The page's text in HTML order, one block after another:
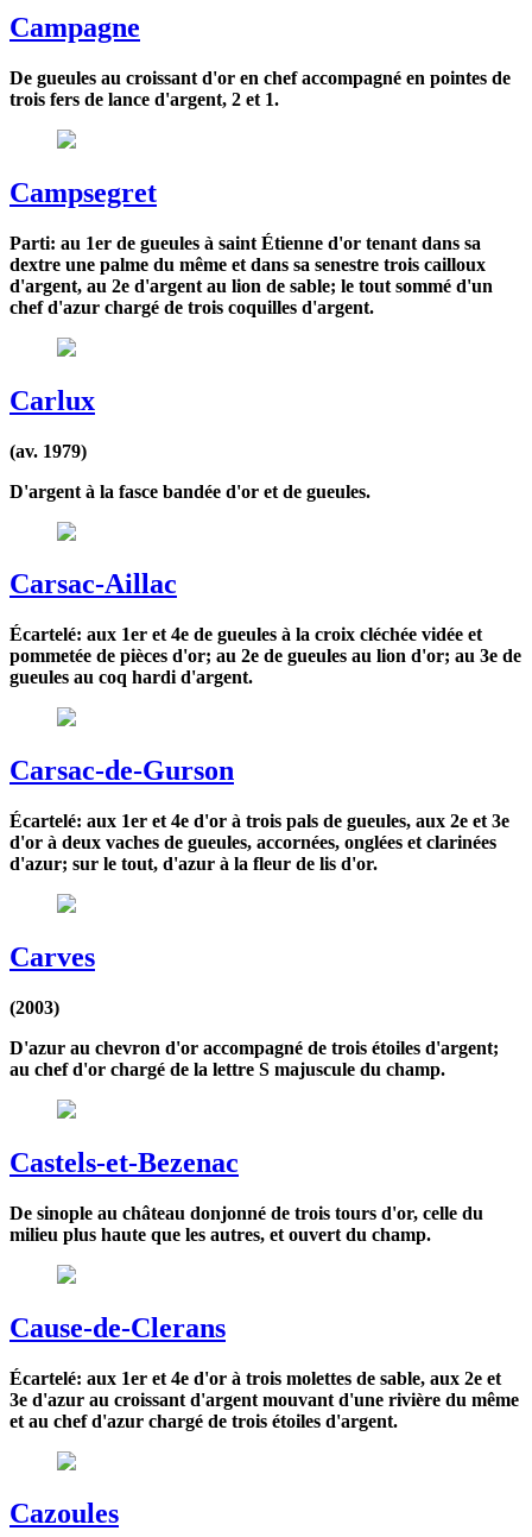
Campagne
De gueules au croissant d'or en chef accompagné en pointes de
trois fers de lance d'argent, 2 et 1.
Campsegret
Parti: au 1er de gueules à saint Étienne d'or tenant dans sa
dextre une palme du même et dans sa senestre trois cailloux
d'argent, au 2e d'argent au lion de sable; le tout sommé d'un
chef d'azur chargé de trois coquilles d'argent.
Carlux
(av. 1979)
D'argent à la fasce bandée d'or et de gueules.
Carsac-Aillac
Écartelé: aux 1er et 4e de gueules à la croix cléchée vidée et
pommetée de pièces d'or; au 2e de gueules au lion d'or; au 3e de
gueules au coq hardi d'argent.
Carsac-de-Gurson
Écartelé: aux 1er et 4e d'or à trois pals de gueules, aux 2e et 3e
d'or à deux vaches de gueules, accornées, onglées et clarinées
d'azur; sur le tout, d'azur à la fleur de lis d'or.
Carves
(2003)
D'azur au chevron d'or accompagné de trois étoiles d'argent;
au chef d'or chargé de la lettre S majuscule du champ.
Castels-et-Bezenac
De sinople au château donjonné de trois tours d'or, celle du
milieu plus haute que les autres, et ouvert du champ.
Cause-de-Clerans
Écartelé: aux 1er et 4e d'or à trois molettes de sable, aux 2e et
3e d'azur au croissant d'argent mouvant d'une rivière du même
et au chef d'azur chargé de trois étoiles d'argent.
Cazoules